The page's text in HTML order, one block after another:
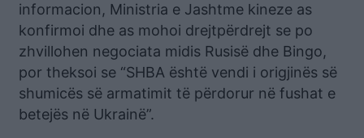
informacion, Ministria e Jashtme kineze as
konfirmoi dhe as mohoi drejtpërdrejt se po
zhvillohen negociata midis Rusisë dhe Bingo,
por theksoi se “SHBA është vendi i origjinës së
shumicës së armatimit të përdorur në fushat e
betejës në Ukrainë”.